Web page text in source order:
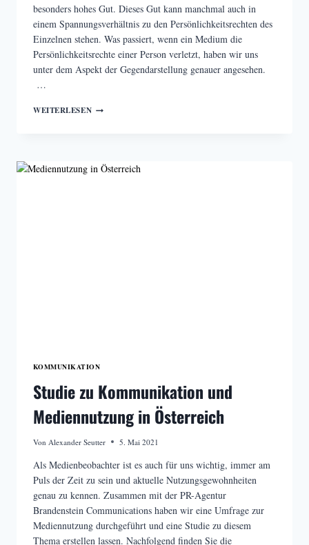
besonders hohes Gut. Dieses Gut kann manchmal auch in
einem Spannungsverhältnis zu den Persönlichkeitsrechten des
Einzelnen stehen. Was passiert, wenn ein Medium die
Persönlichkeitsrechte einer Person verletzt, haben wir uns
unter dem Aspekt der Gegendarstellung genauer angesehen.
…
WEITERLESENMEDIENRECHT
RECHT
KOMMUNIKATION
Studie zu Kommunikation und
Mediennutzung in Österreich
Von Alexander Seutter 5. Mai 2021
Als Medienbeobachter ist es auch für uns wichtig, immer am
Puls der Zeit zu sein und aktuelle Nutzungsgewohnheiten
genau zu kennen. Zusammen mit der PR-Agentur
Brandenstein Communications haben wir eine Umfrage zur
Mediennutzung durchgeführt und eine Studie zu diesem
Thema erstellen lassen. Nachfolgend finden Sie die